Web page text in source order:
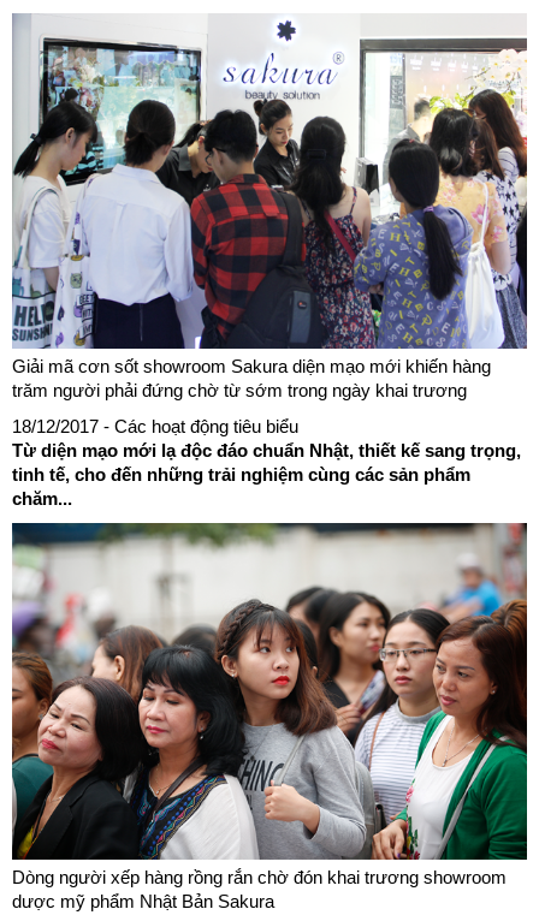
Giải mã cơn sốt showroom Sakura diện mạo mới khiến hàng
trăm người phải đứng chờ từ sớm trong ngày khai trương
18/12/2017 - Các hoạt động tiêu biểu
Từ diện mạo mới lạ độc đáo chuẩn Nhật, thiết kế sang trọng,
tinh tế, cho đến những trải nghiệm cùng các sản phẩm
chăm...
Dòng người xếp hàng rồng rắn chờ đón khai trương showroom
dược mỹ phẩm Nhật Bản Sakura